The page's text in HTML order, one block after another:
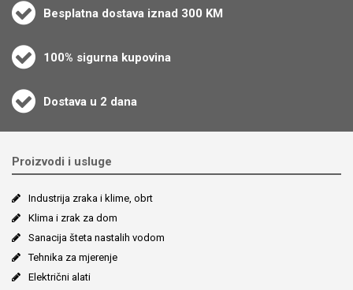
Besplatna dostava iznad 300 KM
100% sigurna kupovina
Dostava u 2 dana
Proizvodi i usluge
Industrija zraka i klime, obrt
Klima i zrak za dom
Sanacija šteta nastalih vodom
Tehnika za mjerenje
Električni alati